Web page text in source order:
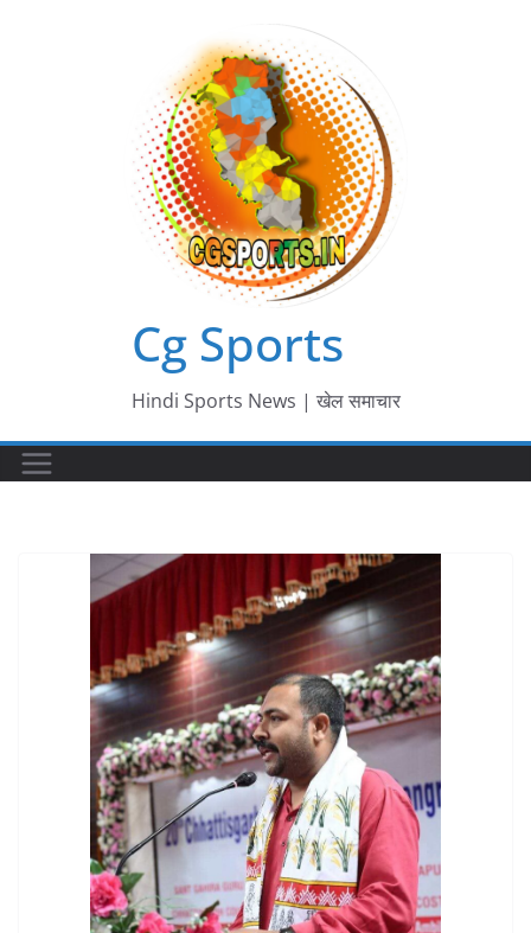
Cg Sports
Hindi Sports News | खेल समाचार